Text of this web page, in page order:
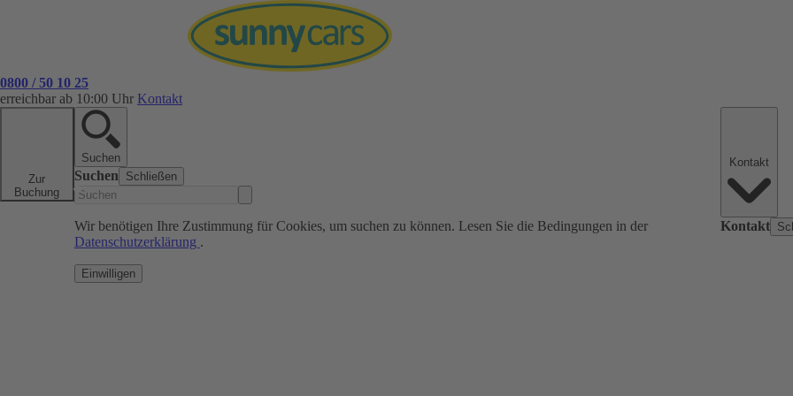
0800 / 50 10 25
erreichbar ab 10:00 Uhr Kontakt
Zur
Buchung
Suchen
Suchen Schließen
Wir benötigen Ihre Zustimmung für Cookies, um suchen zu können. Lesen Sie die Bedingungen in der
Datenschutzerklärung .
Einwilligen
Kontakt